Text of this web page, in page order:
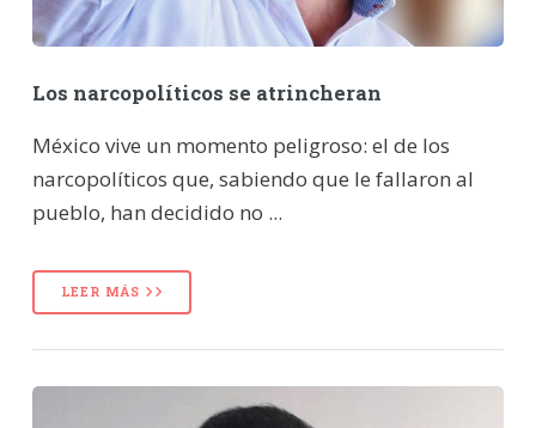
Los narcopolíticos se atrincheran
México vive un momento peligroso: el de los
narcopolíticos que, sabiendo que le fallaron al
pueblo, han decidido no ...
LEER MÁS